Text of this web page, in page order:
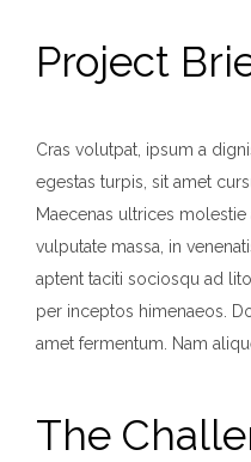
Project
Cras volutpat, ipsum a
egestas turpis, sit amet
Maecenas ultrices
vulputate massa, in
aptent taciti sociosqu ad
per inceptos himenaeos.
amet fermentum. Nam
The